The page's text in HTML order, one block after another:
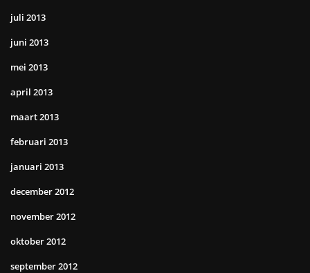
juli 2013
juni 2013
mei 2013
april 2013
maart 2013
februari 2013
januari 2013
december 2012
november 2012
oktober 2012
september 2012